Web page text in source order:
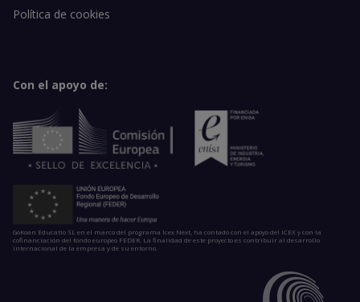
Política de cookies
Con el apoyo de:
GoKoan Educatio SL en el marco del programa Icex Next, ha contado con el apoyo del ICEX y con la
cofinanciación del fondo europeo FEDER. La finalidad de este proyecto es contribuir al desarrollo
internacional de la empresa y de su entorno.